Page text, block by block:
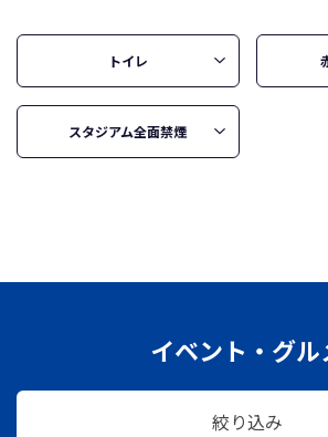
トイレ
スタジアム全面禁煙
イベント・グル
絞り込み